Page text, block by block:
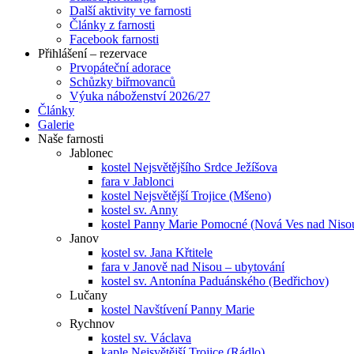
Další aktivity ve farnosti
Články z farnosti
Facebook farnosti
Přihlášení – rezervace
Prvopáteční adorace
Schůzky biřmovanců
Výuka náboženství 2026/27
Články
Galerie
Naše farnosti
Jablonec
kostel Nejsvětějšího Srdce Ježíšova
fara v Jablonci
kostel Nejsvětější Trojice (Mšeno)
kostel sv. Anny
kostel Panny Marie Pomocné (Nová Ves nad
Janov
kostel sv. Jana Křtitele
fara v Janově nad Nisou – ubytování
kostel sv. Antonína Paduánského (Bedřichov)
Lučany
kostel Navštívení Panny Marie
Rychnov
kostel sv. Václava